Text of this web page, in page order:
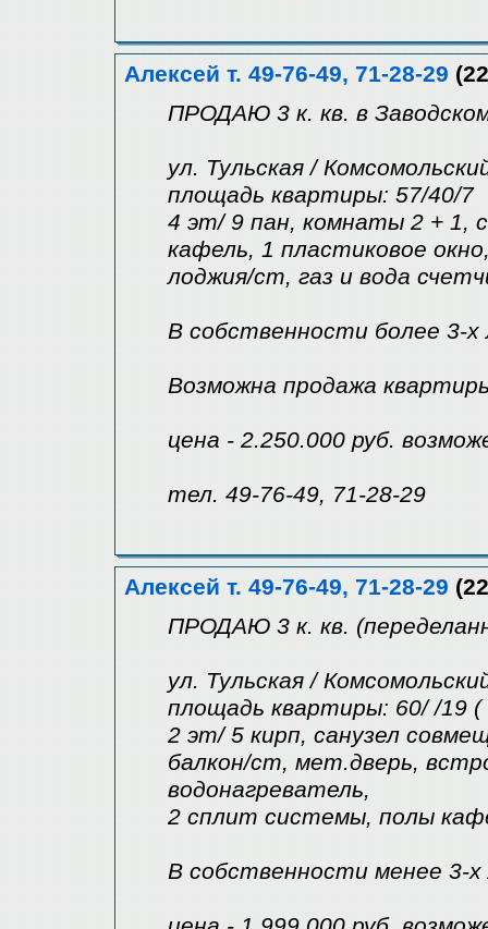
Алексей т. 49-76-49, 71-28-29
ПРОДАЮ 3 к. кв. в
ул. Тульская /
площадь квартиры: 57/40/7
4 эт/ 9 пан, комнаты 2 + 1,
кафель, 1 пластиковое
лоджия/ст, газ и вода
В собственности более
Возможна продажа
цена - 2.250.000 руб.
тел. 49-76-49, 71-28-29
Алексей т. 49-76-49, 71-28-29
ПРОДАЮ 3 к. кв.
ул. Тульская /
площадь квартиры: 60/ /19
2 эт/ 5 кирп, санузел
балкон/ст, мет.дверь,
водонагреватель,
2 сплит системы, полы
В собственности менее 3-